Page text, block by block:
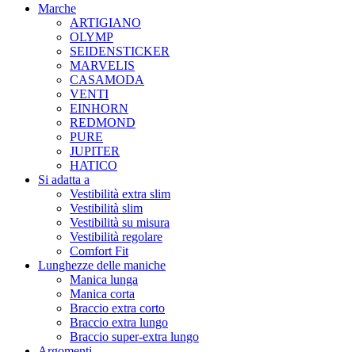
Marche
ARTIGIANO
OLYMP
SEIDENSTICKER
MARVELIS
CASAMODA
VENTI
EINHORN
REDMOND
PURE
JUPITER
HATICO
Si adatta a
Vestibilità extra slim
Vestibilità slim
Vestibilità su misura
Vestibilità regolare
Comfort Fit
Lunghezze delle maniche
Manica lunga
Manica corta
Braccio extra corto
Braccio extra lungo
Braccio super-extra lungo